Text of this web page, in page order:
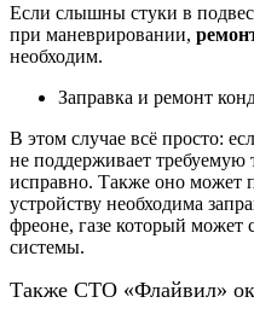
Если слышны стуки в
при маневрировании,
необходим.
Заправка и ремонт
В этом случае всё просто:
не поддерживает требуемую
исправно. Также оно может
устройству необходима
фреоне, газе который может
системы.
Также СТО «Флайвил»